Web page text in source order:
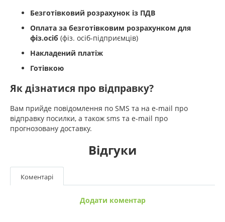
Безготівковий розрахунок із ПДВ
Оплата за безготівковим розрахунком для
фіз.осіб (фіз. осіб-підприємців)
Накладений платіж
Готівкою
Як дізнатися про відправку?
Вам прийде повідомлення по SMS та на e-mail про
відправку посилки, а також sms та e-mail про
прогнозовану доставку.
Відгуки
Коментарі
Додати коментар